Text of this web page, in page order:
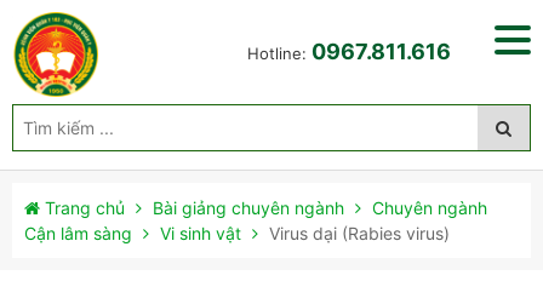
Hotline: 0967.811.616
Trang chủ Bài giảng chuyên ngành
Chuyên ngành
Cận lâm sàng
Vi sinh vật Virus dại (Rabies virus)